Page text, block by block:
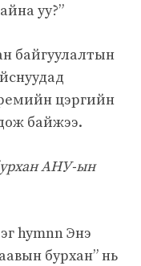
уу?”
байгуулалтын
цэргийн
байжээ.
АНУ-ын
hymnn Энэ
бурхан” нь